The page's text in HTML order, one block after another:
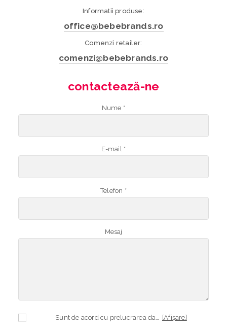
Informatii produse:
office@bebebrands.ro
Comenzi retailer:
comenzi@bebebrands.ro
contactează-ne
Nume *
E-mail *
Telefon *
Mesaj
[Afișare]